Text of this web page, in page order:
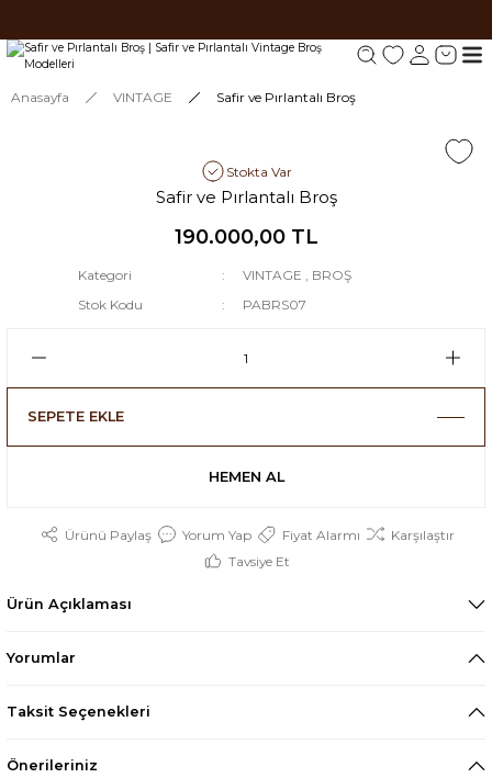
Tüm siparişlerde 1000 TL ve üzeri ücretsiz kargo. #3
Anasayfa VINTAGE Safir ve Pırlantalı Broş
Stokta Var
Safir ve Pırlantalı Broş
190.000,00 TL
Kategori VINTAGE , BROŞ
Stok Kodu
PABRS07
SEPETE EKLE
HEMEN AL
Ürünü Paylaş Yorum Yap Fiyat Alarmı
Karşılaştır
Tavsiye Et
Ürün Açıklaması
Yorumlar
Taksit Seçenekleri
Önerileriniz